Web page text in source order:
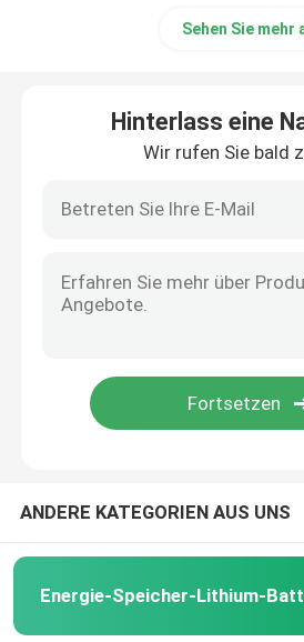
Sehen Sie mehr
Hinterlass eine
Wir rufen Sie bald
ANDERE KATEGORIEN AUS UNS
Energie-Speicher-Lithium-